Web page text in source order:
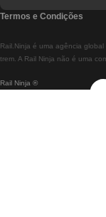
Rail Ninja ®
Rail.Ninja é uma agência
trem. A Rail Ninja não é uma
Termos e Condições